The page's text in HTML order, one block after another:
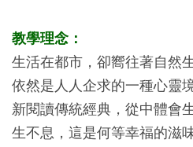
教學理念：
生活在都市，卻嚮往著自然
依然是人人企求的一種心靈
新閱讀傳統經典，從中體會
生不息，這是何等幸福的滋